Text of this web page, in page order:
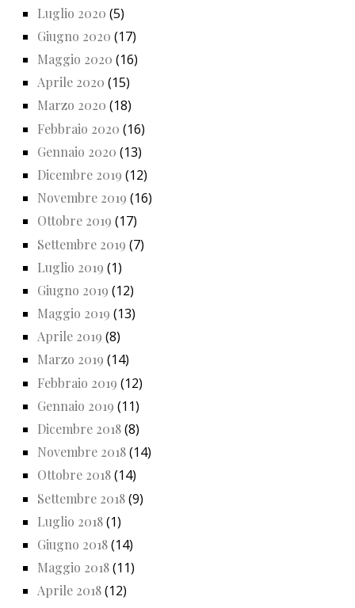
Luglio 2020 (5)
Giugno 2020 (17)
Maggio 2020 (16)
Aprile 2020 (15)
Marzo 2020 (18)
Febbraio 2020 (16)
Gennaio 2020 (13)
Dicembre 2019 (12)
Novembre 2019 (16)
Ottobre 2019 (17)
Settembre 2019 (7)
Luglio 2019 (1)
Giugno 2019 (12)
Maggio 2019 (13)
Aprile 2019 (8)
Marzo 2019 (14)
Febbraio 2019 (12)
Gennaio 2019 (11)
Dicembre 2018(8)
Novembre 2018(14)
Ottobre 2018(14)
Settembre 2018(9)
Luglio 2018(1)
Giugno 2018(14)
Maggio 2018(11)
Aprile 2018(12)